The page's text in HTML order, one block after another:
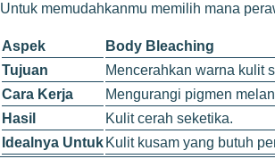
Untuk memudahkanmu memilih mana
Aspek Body Bleaching
Tujuan
Mencerahkan warna kulit
Cara Kerja
Mengurangi pigmen
Hasil
Kulit cerah seketika.
Idealnya Untuk Kulit kusam yang butuh